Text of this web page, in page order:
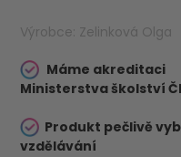
Výrobce: Zelinková Olga
Máme akreditaci
Ministerstva školství
Produkt pečlivě
vzdělávání